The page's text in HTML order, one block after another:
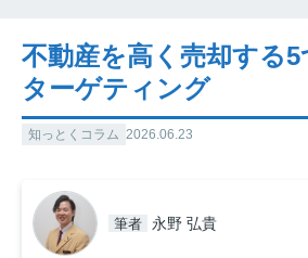
不動産を高く売却する
ターゲティング
知っとくコラム 2026.06.23
筆者 永野 弘貴